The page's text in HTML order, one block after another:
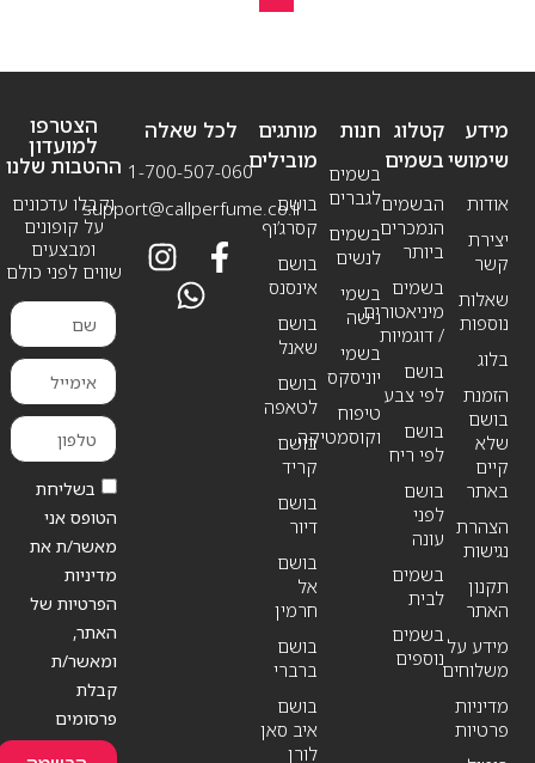
מידע
שימושי
אודות
יצירת
קשר
שאלות
נוספות
בלוג
הזמנת
בושם
שלא
קיים
באתר
הצהרת
נגישות
תקנון
האתר
מידע על
משלוחים
מדיניות
פרטיות
חנות
בשמים
לגברים
בשמים
לנשים
בשמי
נישה
בשמי
יוניסקס
טיפוח
וקוסמטיקה
קטלוג
בשמים
הבשמים
הנמכרים
ביותר
בשמים
מיניאטורים
/ דוגמיות
בושם
לפי צבע
בושם
לפי ריח
בושם
לפני
עונה
בשמים
לבית
בשמים
נוספים
מותגים
מובילים
בושם
קסרג’וף
בושם
אינסנס
בושם
שאנל
בושם
לטאפה
בושם
קריד
בושם
דיור
בושם
אל
חרמין
בושם
ברברי
בושם
איב סאן
לורן
לכל שאלה
1-700-507-060
support@callperfume.co.il
הצטרפו
למועדון
ההטבות שלנו
וקבלו עדכונים
על קופונים
ומבצעים
שווים לפני כולם
בשליחת
הטופס אני
מאשר/ת את
מדיניות
הפרטיות של
האתר,
ומאשר/ת
קבלת
פרסומים